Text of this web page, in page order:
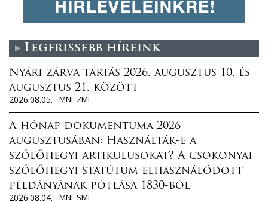
Legfrissebb híreink
Nyári zárva tartás 2026. augusztus 10. és
augusztus 21. között
2026.08.05.
MNL ZML
A hónap dokumentuma 2026
augusztusában: Használták-e a
szőlőhegyi artikulusokat? A csokonyai
szőlőhegyi statútum elhasználódott
példányának pótlása 1830-ból
2026.08.04.
MNL SML